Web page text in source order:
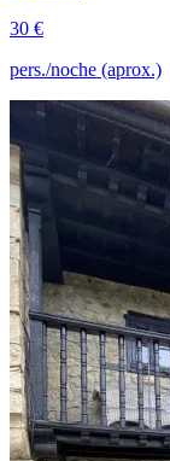
30 €
pers./noche (aprox.)